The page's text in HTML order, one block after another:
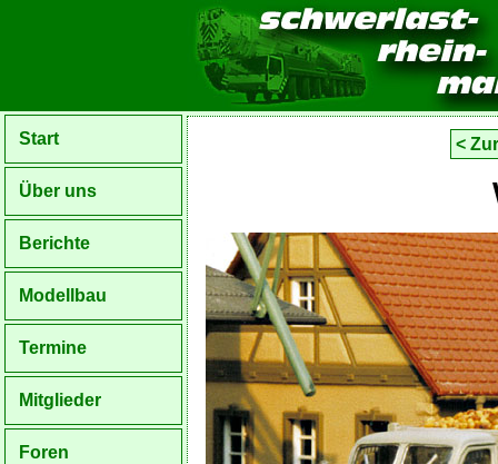
Start
Über uns
Berichte
Modellbau
Termine
Mitglieder
Foren
<